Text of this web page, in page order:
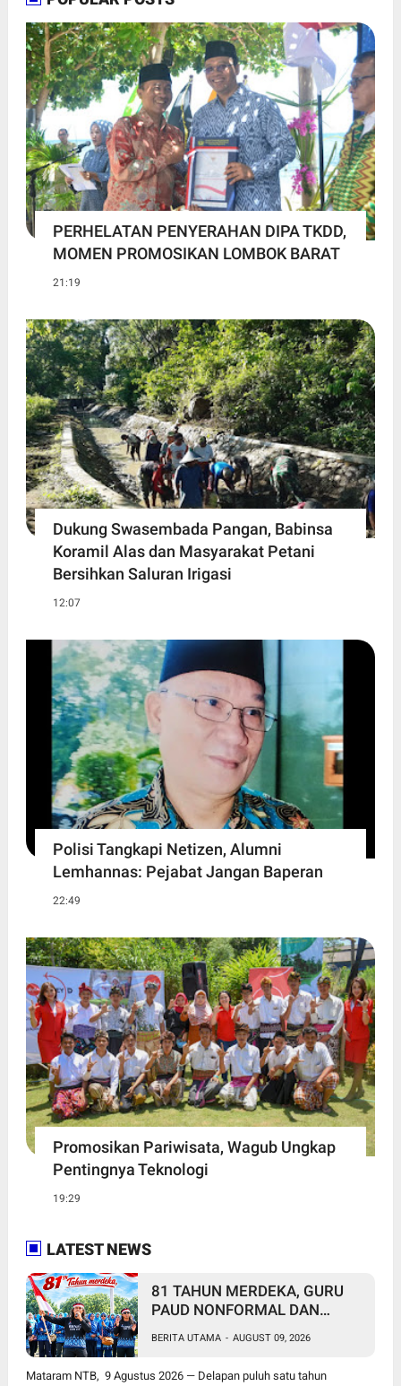
PERHELATAN PENYERAHAN DIPA TKDD,
MOMEN PROMOSIKAN LOMBOK BARAT
21:19
Dukung Swasembada Pangan, Babinsa
Koramil Alas dan Masyarakat Petani
Bersihkan Saluran Irigasi
12:07
Polisi Tangkapi Netizen, Alumni
Lemhannas: Pejabat Jangan Baperan
22:49
Promosikan Pariwisata, Wagub Ungkap
Pentingnya Teknologi
19:29
LATEST NEWS
81 TAHUN MERDEKA, GURU
PAUD NONFORMAL DAN
MENUNGGU KEADILAN
BERITA UTAMA - AUGUST 09, 2026
Mataram NTB, 9 Agustus 2026 — Delapan puluh satu tahun